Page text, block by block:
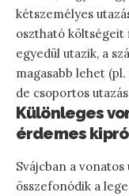
kétszemélyes
osztható
egyedül utazik, a
magasabb lehet
de csoportos
Különleges
érdemes
Svájcban a
összefonódik a